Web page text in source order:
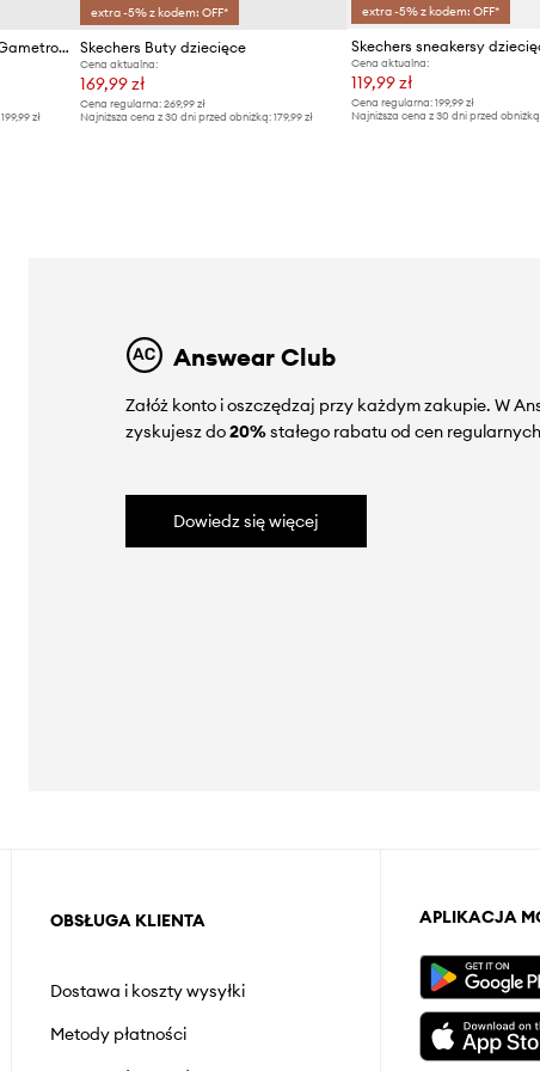
Skechers buty dziecięce Lil Gametronix
199,99 zł
extra -5% z kodem: OFF*
Skechers Buty dziecięce
Cena aktualna:
169,99 zł
Cena regularna: 269,99 zł
Najniższa cena z 30 dni przed obniżką: 179,99 zł
extra -5% z kodem: OFF*
Cena aktualna:
119,99 zł
Cena regularna:199,99 zł
Najniższa cena z 30 dni przed
Answear Club
Załóż konto i oszczędzaj przy każdym zakupie. W
zyskujesz do20%stałego rabatu od cen
Dowiedz się więcej
OBSŁUGA KLIENTA
Dostawa i koszty wysyłki
Metody płatności
APLIKACJA